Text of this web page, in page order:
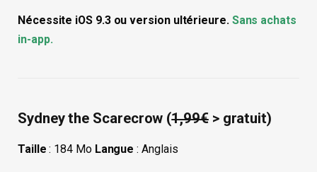
Nécessite iOS 9.3 ou version ultérieure. Sans achats
in-app.
Sydney the Scarecrow (1,99€> gratuit)
Taille : 184 Mo Langue : Anglais